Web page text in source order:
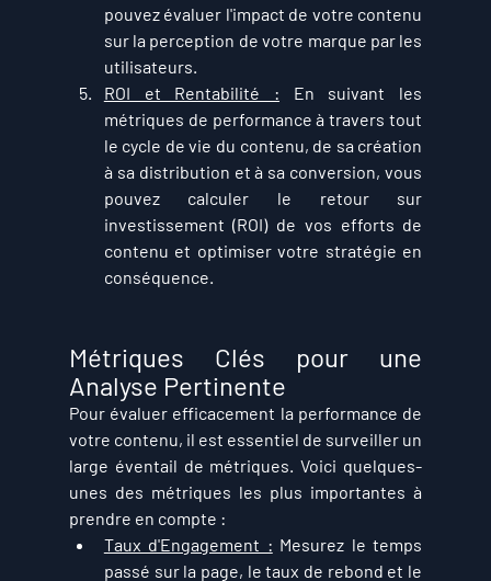
pouvez évaluer l'impact de votre contenu
sur la perception de votre marque par les
utilisateurs.
ROI et Rentabilité : En suivant les
métriques de performance à travers tout
le cycle de vie du contenu, de sa création
à sa distribution et à sa conversion, vous
pouvez calculer le retour sur
investissement (ROI) de vos efforts de
contenu et optimiser votre stratégie en
conséquence.
Métriques Clés pour une
Analyse Pertinente
Pour évaluer efficacement la performance de
votre contenu, il est essentiel de surveiller un
large éventail de métriques. Voici quelques-
unes des métriques les plus importantes à
prendre en compte :
Taux d'Engagement : Mesurez le temps
passé sur la page, le taux de rebond et le